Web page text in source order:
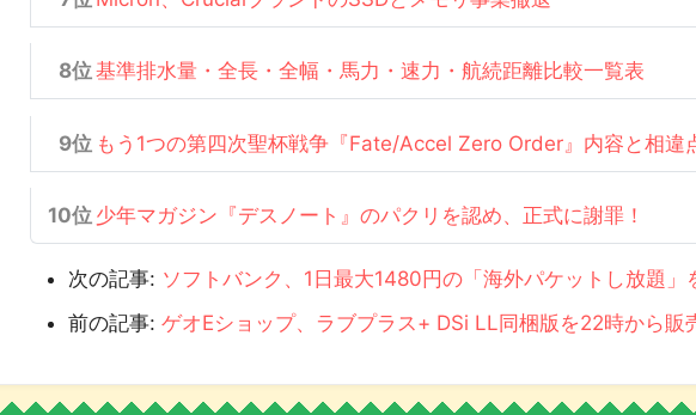
基準排水量・全長・全幅・馬力・速力・航続距離比較一覧表
もう1つの第四次聖杯戦争『Fate/Accel Zero Order』内容と相違
少年マガジン『デスノート』のパクリを認め、正式に謝罪！
次の記事: ソフトバンク、1日最大1480円の「海外パケットし放題」
前の記事: ゲオEショップ、ラブプラス+ DSi LL同梱版を22時から販